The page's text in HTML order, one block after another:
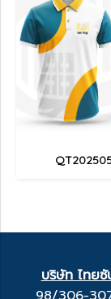
บริษัท ไทย